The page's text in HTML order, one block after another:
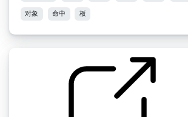
对象 命中 板